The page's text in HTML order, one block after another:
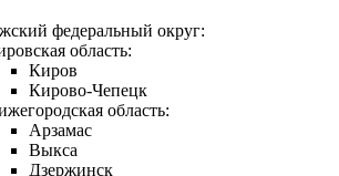
федеральный округ:
область:
Киров
Кирово-Чепецк
область:
Арзамас
Выкса
Дзержинск